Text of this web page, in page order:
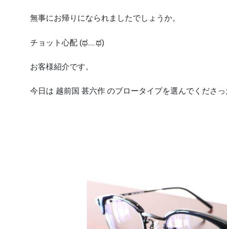
無事にお帰りになられましたでしょうか。
チョット心配 (ಥ﹏ಥ)
お客様紹介です。
今日は 越前国 甚六作 のブロータイプを選んでくださ